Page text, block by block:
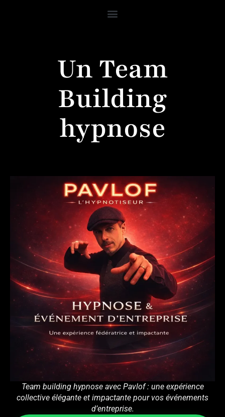
Un Team
Building
hypnose
Team building hypnose avec Pavlof : une expérience
collective élégante et impactante pour vos événements
d’entreprise.